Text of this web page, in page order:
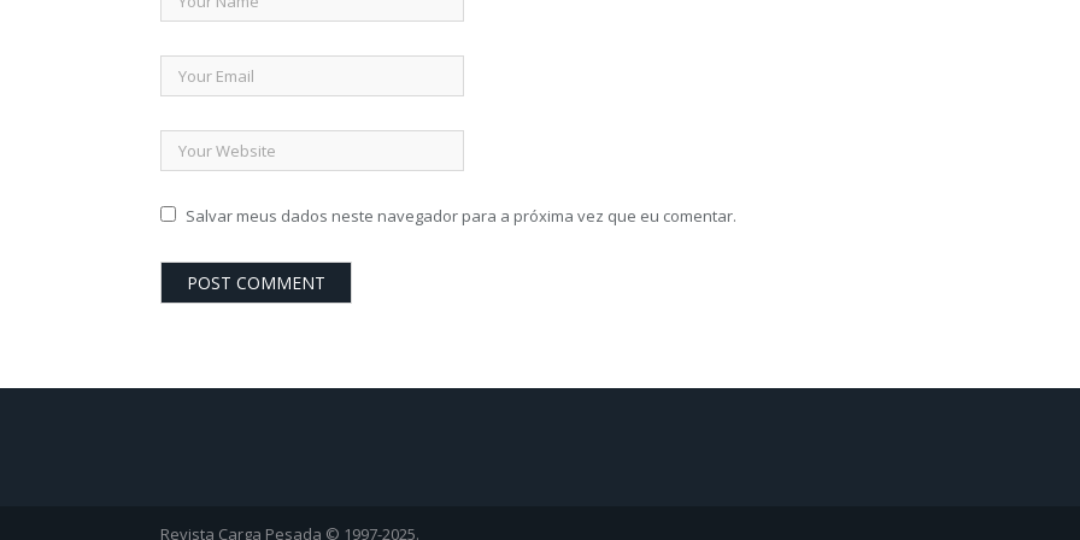
Salvar meus dados neste navegador para a próxima vez que eu comentar.
Revista Carga Pesada © 1997-2025.